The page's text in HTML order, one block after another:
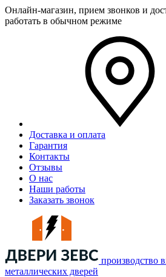
Онлайн-магазин, прием звонков и
работать в обычном режиме
Доставка и оплата
Гарантия
Контакты
Отзывы
О нас
Наши работы
Заказать звонок
производство
металлических дверей